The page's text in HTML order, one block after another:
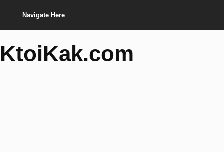
Navigate Here
KtoiKak.com